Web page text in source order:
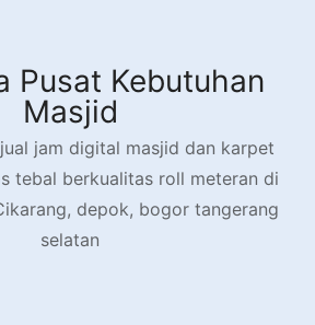
Pusat Kebutuhan
Masjid
jam digital masjid dan karpet
tebal berkualitas roll meteran di
depok, bogor tangerang
selatan